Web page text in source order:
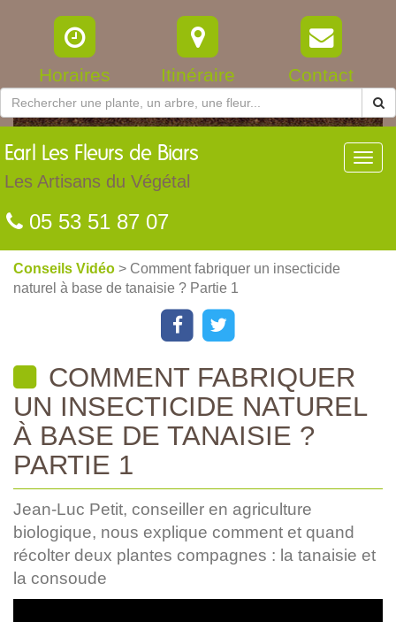
Horaires Itinéraire Contact
Earl Les Fleurs de Biars
Les Artisans du Végétal
05 53 51 87 07
Conseils Vidéo > Comment fabriquer un insecticide
naturel à base de tanaisie ? Partie 1
COMMENT FABRIQUER
UN INSECTICIDE NATUREL
À BASE DE TANAISIE ?
PARTIE 1
Jean-Luc Petit, conseiller en agriculture
biologique, nous explique comment et quand
récolter deux plantes compagnes : la tanaisie et
la consoude